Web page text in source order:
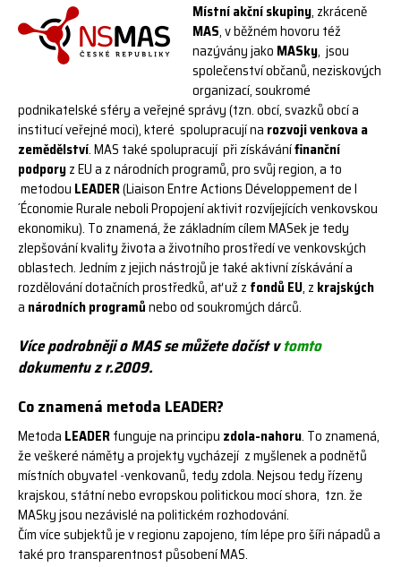
Místní akční skupiny, zkráceně
MAS, v běžném hovoru též
nazývány jako MASky, jsou
společenství občanů, neziskových
organizací, soukromé
podnikatelské sféry a veřejné správy (tzn. obcí, svazků obcí a
institucí veřejné moci), které spolupracují na rozvoji venkova a
zemědělství. MAS také spolupracují při získávánífinanční
podporyz EU a z národních programů, pro svůj region, a to
metodou LEADER(Liaison Entre Actions Développement de l
´Économie Rurale neboli Propojení aktivit rozvíjejících venkovskou
ekonomiku). To znamená, že základním cílem MASek je tedy
zlepšování kvality života a životního prostředí ve venkovských
oblastech. Jedním z jejich nástrojů je také aktivní získávání a
rozdělování dotačních prostředků, ať už z fondů EU, z krajských
a národních programůnebo od soukromých dárců.
Více podrobněji o MAS se můžete dočíst vtomto
dokumentu z r.2009.
Co znamená metoda LEADER?
Metoda LEADERfunguje na principu zdola-nahoru. To znamená,
že veškeré náměty a projekty vycházejí z myšlenek a podnětů
místních obyvatel -venkovanů, tedy zdola. Nejsou tedy řízeny
krajskou, státní nebo evropskou politickou mocí shora, tzn. že
MASky jsou nezávislé na politickém rozhodování.
Čím více subjektů je v regionu zapojeno, tím lépe pro šíři nápadů a
také pro transparentnost působení MAS.